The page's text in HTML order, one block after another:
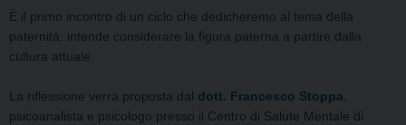
È il primo incontro di un ciclo che dedicheremo al tema della
paternità: intende considerare la figura paterna a partire dalla
cultura attuale.
La riflessione verrà proposta dal dott. Francesco Stoppa
psicoanalista e psicologo presso il Centro di Salute Mentale di